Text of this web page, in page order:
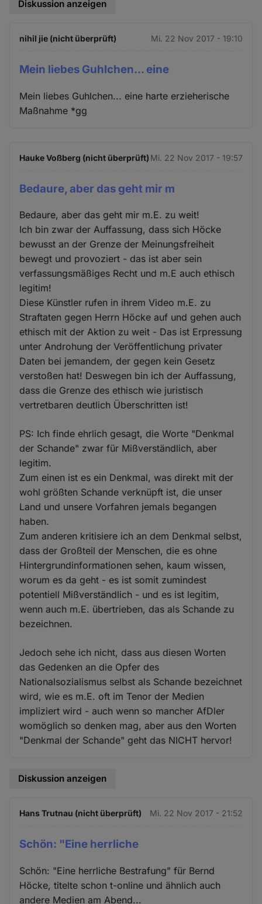
Diskussion anzeigen
nihil jie (nicht überprüft) Mi. 22 Nov 2017 - 19:10
Mein liebes Guhlchen... eine
Mein liebes Guhlchen... eine harte erzieherische
Maßnahme *gg
Hauke Voßberg (nicht überprüft) Mi. 22 Nov 2017 - 19:57
Bedaure, aber das geht mir m
Bedaure, aber das geht mir m.E. zu weit!
Ich bin zwar der Auffassung, dass sich Höcke
bewusst an der Grenze der Meinungsfreiheit
bewegt und provoziert - das ist aber sein
verfassungsmäßiges Recht und m.E auch ethisch
legitim!
Diese Künstler rufen in ihrem Video m.E. zu
Straftaten gegen Herrn Höcke auf und gehen auch
ethisch mit der Aktion zu weit - Das ist Erpressung
unter Androhung der Veröffentlichung privater
Daten bei jemandem, der gegen kein Gesetz
verstoßen hat! Deswegen bin ich der Auffassung,
dass die Grenze des ethisch wie juristisch
vertretbaren deutlich Überschritten ist!
PS: Ich finde ehrlich gesagt, die Worte "Denkmal
der Schande" zwar für Mißverständlich, aber
legitim.
Zum einen ist es ein Denkmal, was direkt mit der
wohl größten Schande verknüpft ist, die unser
Land und unsere Vorfahren jemals begangen
haben.
Zum anderen kritisiere ich an dem Denkmal selbst,
dass der Großteil der Menschen, die es ohne
Hintergrundinformationen sehen, kaum wissen,
worum es da geht - es ist somit zumindest
potentiell Mißverständlich - und es ist legitim,
wenn auch m.E. übertrieben, das als Schande zu
bezeichnen.
Jedoch sehe ich nicht, dass aus diesen Worten
das Gedenken an die Opfer des
Nationalsozialismus selbst als Schande bezeichnet
wird, wie es m.E. oft im Tenor der Medien
impliziert wird - auch wenn so mancher AfDler
womöglich so denken mag, aber aus den Worten
"Denkmal der Schande" geht das NICHT hervor!
Diskussion anzeigen
Hans Trutnau (nicht überprüft) Mi. 22 Nov 2017 - 21:52
Schön: "Eine herrliche
Schön: "Eine herrliche Bestrafung" für Bernd
Höcke, titelte schon t-online und ähnlich auch
andere Medien am Abend...